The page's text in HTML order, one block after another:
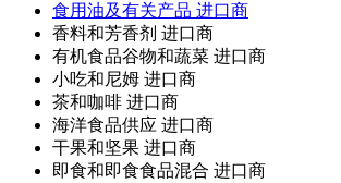
食用油及有关产品 进口商
香料和芳香剂 进口商
有机食品谷物和蔬菜 进口商
小吃和尼姆 进口商
茶和咖啡 进口商
海洋食品供应 进口商
干果和坚果 进口商
即食和即食食品混合 进口商